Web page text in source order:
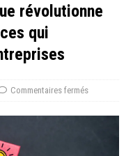
révolutionne
qui
Commentaires fermés